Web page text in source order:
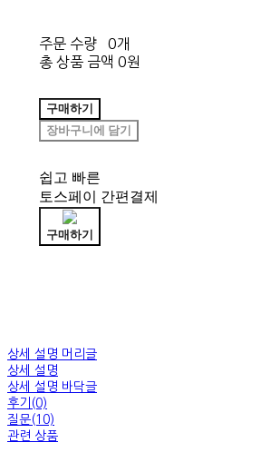
주문 수량
0개
총 상품 금액 0원
구매하기
장바구니에 담기
쉽고 빠른
토스페이 간편결제
구매하기
상세 설명 머리글
상세 설명
상세 설명 바닥글
후기(0)
질문(10)
관련 상품